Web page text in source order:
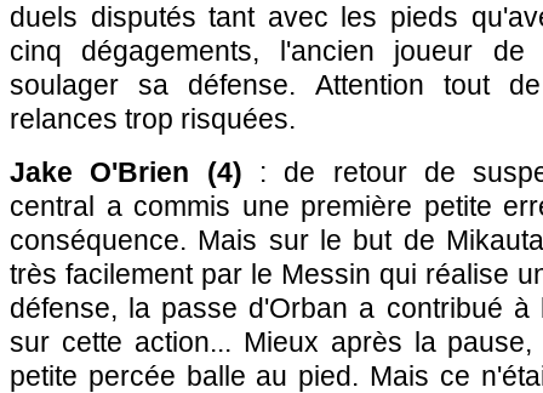
duels disputés tant avec les pieds
cinq dégagements, l'ancien joueur
soulager sa défense. Attention tout
relances trop risquées.
Jake O'Brien (4) : de retour de
central a commis une première petite
conséquence. Mais sur le but de
très facilement par le Messin qui réalise
défense, la passe d'Orban a contribué à
sur cette action... Mieux après la
petite percée balle au pied. Mais ce